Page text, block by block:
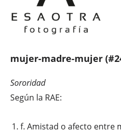
mujer-madre-mujer
Sororidad
Según la RAE:
f. Amistad o afecto entre